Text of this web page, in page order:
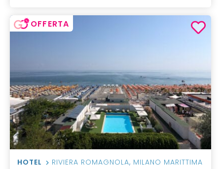
OFFERTA
HOTEL RIVIERA ROMAGNOLA, MILANO MARITTIMA